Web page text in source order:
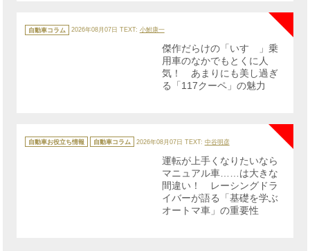
テ
ゴ
自動車コラム 2026年08月07日 TEXT: 小鮒康一
傑作だらけの「いすゞ」乗
用車のなかでもとくに人
気！ あまりにも美し過ぎ
る「117クーペ」の魅力
テ
ゴ
自動車お役立ち情報 自動車コラム 2026年08月07日 TEXT: 中谷明彦
運転が上手くなりたいなら
マニュアル車……は大きな
間違い！ レーシングドラ
イバーが語る「基礎を学ぶ
オートマ車」の重要性